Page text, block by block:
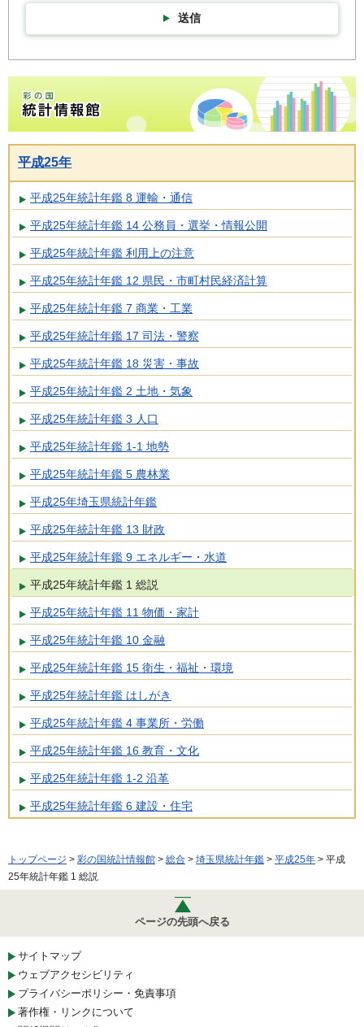
送信
彩の国統計情報館トップページ
平成25年
平成25年統計年鑑 8 運輸・通信
平成25年統計年鑑 14 公務員・選挙・情報公開
平成25年統計年鑑 利用上の注意
平成25年統計年鑑 12 県民・市町村民経済計算
平成25年統計年鑑 7 商業・工業
平成25年統計年鑑 17 司法・警察
平成25年統計年鑑 18 災害・事故
平成25年統計年鑑 2 土地・気象
平成25年統計年鑑 3 人口
平成25年統計年鑑 1-1 地勢
平成25年統計年鑑 5 農林業
平成25年埼玉県統計年鑑
平成25年統計年鑑 13 財政
平成25年統計年鑑 9 エネルギー・水道
平成25年統計年鑑 1 総説
平成25年統計年鑑 11 物価・家計
平成25年統計年鑑 10 金融
平成25年統計年鑑 15 衛生・福祉・環境
平成25年統計年鑑 はしがき
平成25年統計年鑑 4 事業所・労働
平成25年統計年鑑 16 教育・文化
平成25年統計年鑑 1-2 沿革
平成25年統計年鑑 6 建設・住宅
トップページ > 彩の国統計情報館 > 総合 > 埼玉県統計年鑑 > 平成25年 > 平成
25年統計年鑑 1 総説
ページの先頭へ戻る
サイトマップ
ウェブアクセシビリティ
プライバシーポリシー・免責事項
著作権・リンクについて